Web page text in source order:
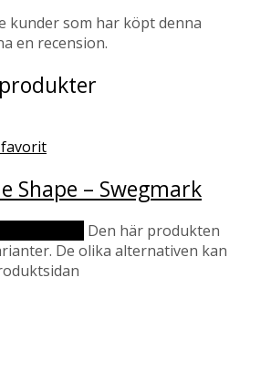
kunder som har köpt denna
en recension.
Shape – Swegmark
Den här produkten
De olika alternativen kan